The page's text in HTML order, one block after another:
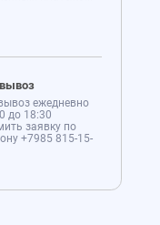
ежедневно
до 18:30
заявку по
+7985 815-15-